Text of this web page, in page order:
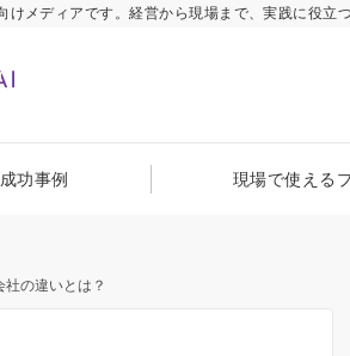
メディアです。経営から現場まで、実践に役立
功事例 現場で使える
の違いとは？